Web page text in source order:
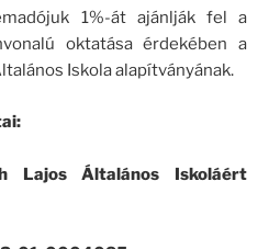
1%-át ajánlják fel a
oktatása érdekében a
Iskola alapítványának.
Lajos Általános Iskoláért